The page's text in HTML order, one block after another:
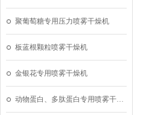
聚葡萄糖专用压力喷雾干燥机
板蓝根颗粒喷雾干燥机
金银花专用喷雾干燥机
动物蛋白、多肽蛋白专用喷雾干…